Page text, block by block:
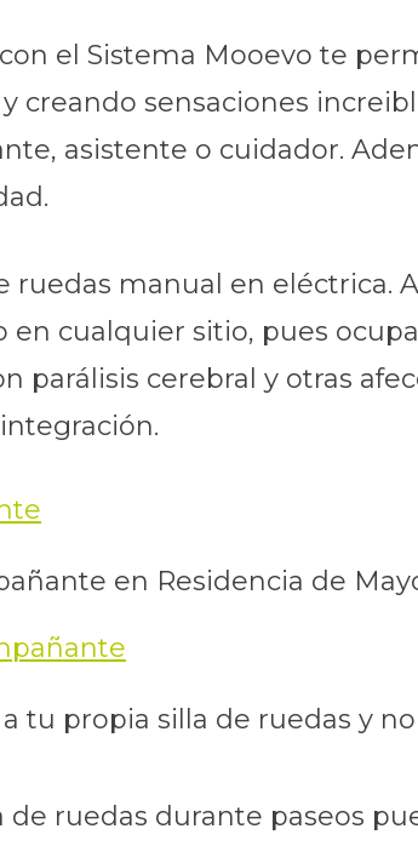
el Sistema Mooevo te
sensaciones
asistente o cuidador.
ruedas manual en eléctrica.
cualquier sitio, pues
parálisis cerebral y otras
en Residencia de
tu propia silla de ruedas y
ruedas durante paseos